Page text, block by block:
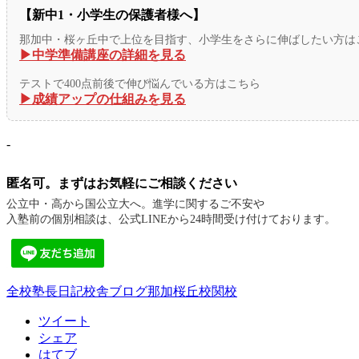
【新中1・小学生の保護者様へ】
那加中・桜ヶ丘中で上位を目指す、小学生をさらに伸ばしたい方は
▶︎中学準備講座の詳細を見る
テストで400点前後で伸び悩んでいる方はこちら
▶︎成績アップの仕組みを見る
-
匿名可。まずはお気軽にご相談ください
公立中・高から国公立大へ。進学に関するご不安や
入塾前の個別相談は、公式LINEから24時間受け付けております。
全校塾長日記校舎ブログ那加桜丘校関校
ツイート
シェア
はてブ